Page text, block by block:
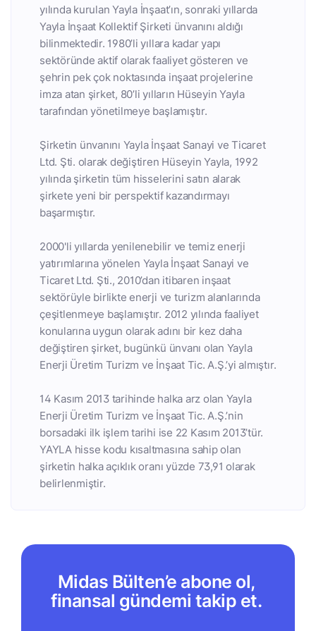
yılında kurulan Yayla İnşaat’ın, sonraki yıllarda
Yayla İnşaat Kollektif Şirketi ünvanını aldığı
bilinmektedir. 1980’li yıllara kadar yapı
sektöründe aktif olarak faaliyet gösteren ve
şehrin pek çok noktasında inşaat projelerine
imza atan şirket, 80’li yılların Hüseyin Yayla
tarafından yönetilmeye başlamıştır.
Şirketin ünvanını Yayla İnşaat Sanayi ve Ticaret
Ltd. Şti. olarak değiştiren Hüseyin Yayla, 1992
yılında şirketin tüm hisselerini satın alarak
şirkete yeni bir perspektif kazandırmayı
başarmıştır.
2000'li yıllarda yenilenebilir ve temiz enerji
yatırımlarına yönelen Yayla İnşaat Sanayi ve
Ticaret Ltd. Şti., 2010’dan itibaren inşaat
sektörüyle birlikte enerji ve turizm alanlarında
çeşitlenmeye başlamıştır. 2012 yılında faaliyet
konularına uygun olarak adını bir kez daha
değiştiren şirket, bugünkü ünvanı olan Yayla
Enerji Üretim Turizm ve İnşaat Tic. A.Ş.’yi almıştır.
14 Kasım 2013 tarihinde halka arz olan Yayla
Enerji Üretim Turizm ve İnşaat Tic. A.Ş.’nin
borsadaki ilk işlem tarihi ise 22 Kasım 2013’tür.
YAYLA hisse kodu kısaltmasına sahip olan
şirketin halka açıklık oranı yüzde 73,91 olarak
belirlenmiştir.
Midas Bülten’e abone ol,
finansal gündemi takip et.